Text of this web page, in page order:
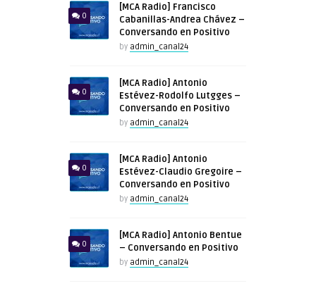
0
[MCA Radio] Francisco
Cabanillas-Andrea Chávez –
Conversando en Positivo
by admin_canal24
0
[MCA Radio] Antonio
Estévez-Rodolfo Lutgges –
Conversando en Positivo
by admin_canal24
0
[MCA Radio] Antonio
Estévez-Claudio Gregoire –
Conversando en Positivo
by admin_canal24
0
[MCA Radio] Antonio Bentue
– Conversando en Positivo
by admin_canal24